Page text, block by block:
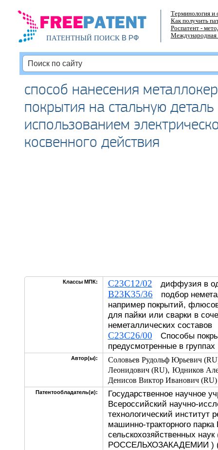
ПАТЕНТНЫЙ ПОИСКВ РФ
Терминология и
Как получить
Роспатент -
Международная
способ нанесения
покрытия на стальную деталь
использованием
косвенного действия
Классы МПК: C23C12/02 диффузия в
B23K35/36 подбор
например покрытий,
для пайки или сварки в
неметаллических составов
C23C26/00 Способы
предусмотренные в
Автор(ы):
Соловьев Рудольф Юрьевич
Леонидович (RU), Юдников
Денисов Виктор Иванович (RU)
Патентообладатель(и):
Государственное научное
Всероссийский научно-
технологический институт
машинно-тракторного
сельскохозяйственных
РОССЕЛЬХОЗАКАДЕМИИ )